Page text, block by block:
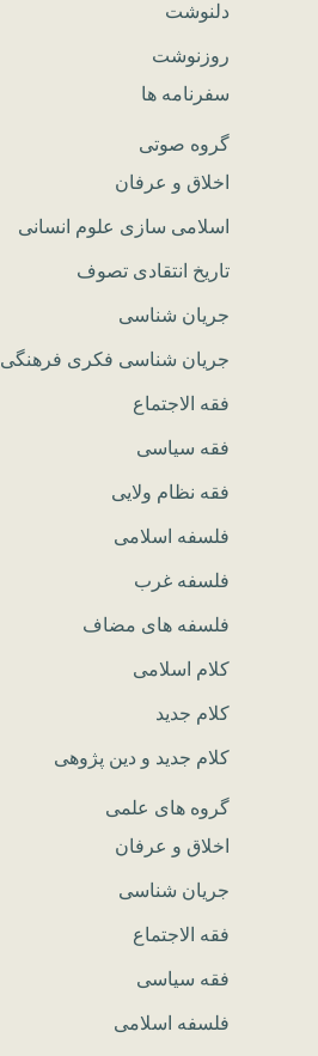
دلنوشت
روزنوشت
سفرنامه ها
گروه صوتی
اخلاق و عرفان
اسلامی سازی علوم انسانی
تاریخ انتقادی تصوف
جریان شناسی
جریان شناسی فکری فرهنگی
فقه الاجتماع
فقه سیاسی
فقه نظام ولایی
فلسفه اسلامی
فلسفه غرب
فلسفه های مضاف
کلام اسلامی
کلام جدید
کلام جدید و دین پژوهی
گروه های علمی
اخلاق و عرفان
جریان شناسی
فقه الاجتماع
فقه سیاسی
فلسفه اسلامی